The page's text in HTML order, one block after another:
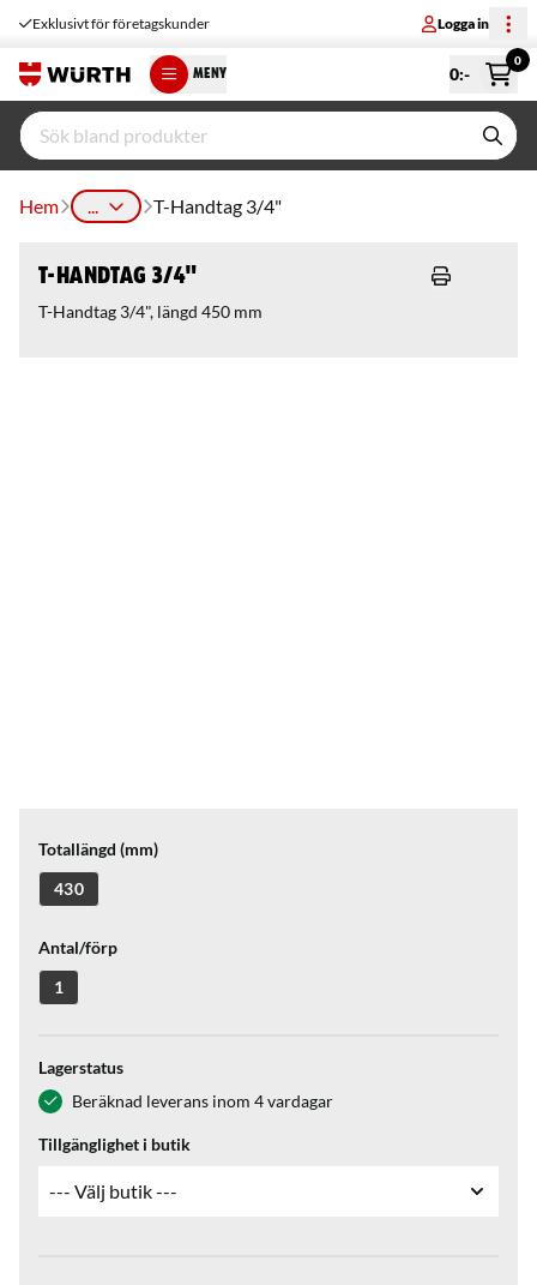
Exklusivt för företagskunder Logga in
MENY 0:-
0
Hem ... T-Handtag 3/4"
T-Handtag 3/4"
T-Handtag 3/4", längd 450 mm
Totallängd (mm)
430
Antal/förp
1
Lagerstatus
Beräknad leverans inom 4 vardagar
Tillgänglighet i butik